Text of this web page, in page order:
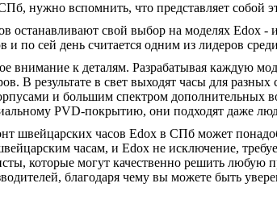
нужно вспомнить, что представляет собой
останавливают свой выбор на моделях Edox
по сей день считается одним из лидеров
внимание к деталям. Разрабатывая каждую
В результате в свет выходят часы для
и большим спектром дополнительных
PVD-покрытию, они подходят даже
швейцарских часов Edox в СПб может
часам, и Edox не исключение,
которые могут качественно решить любую
благодаря чему вы можете быть